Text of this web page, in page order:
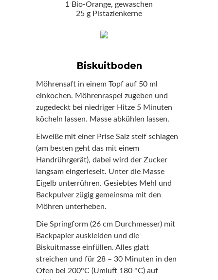
1 Bio-Orange, gewaschen
25 g Pistazienkerne
Biskuitboden
Möhrensaft in einem Topf auf 50 ml
einkochen. Möhrenraspel zugeben und
zugedeckt bei niedriger Hitze 5 Minuten
köcheln lassen. Masse abkühlen lassen.
Eiweiße mit einer Prise Salz steif schlagen
(am besten geht das mit einem
Handrührgerät), dabei wird der Zucker
langsam eingerieselt. Unter die Masse
Eigelb unterrühren. Gesiebtes Mehl und
Backpulver zügig gemeinsma mit den
Möhren unterheben.
Die Springform (26 cm Durchmesser) mit
Backpapier auskleiden und die
Biskuitmasse einfüllen. Alles glatt
streichen und für 28 – 30 Minuten in den
Ofen bei 200°C (Umluft 180 °C) auf